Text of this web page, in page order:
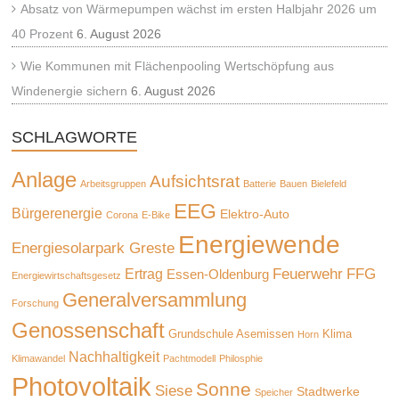
Absatz von Wärmepumpen wächst im ersten Halbjahr 2026 um
40 Prozent 6. August 2026
Wie Kommunen mit Flächenpooling Wertschöpfung aus
Windenergie sichern 6. August 2026
SCHLAGWORTE
Anlage Arbeitsgruppen Aufsichtsrat Batterie Bauen Bielefeld
Bürgerenergie Corona E-Bike EEG Elektro-Auto
Energiesolarpark Greste Energiewende
Energiewirtschaftsgesetz Ertrag Essen-Oldenburg Feuerwehr FFG
Forschung Generalversammlung
Genossenschaft Grundschule Asemissen Horn Klima
Klimawandel Nachhaltigkeit Pachtmodell Philosphie
Photovoltaik Siese Sonne Speicher Stadtwerke